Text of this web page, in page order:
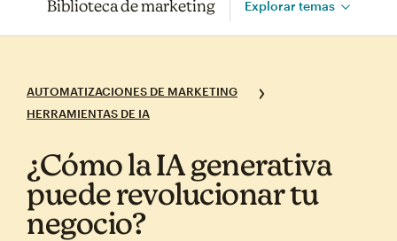
Biblioteca de marketing Explorar temas
AUTOMATIZACIONES DE MARKETING
HERRAMIENTAS DE IA
¿Cómo la IA generativa
puede revolucionar tu
negocio?